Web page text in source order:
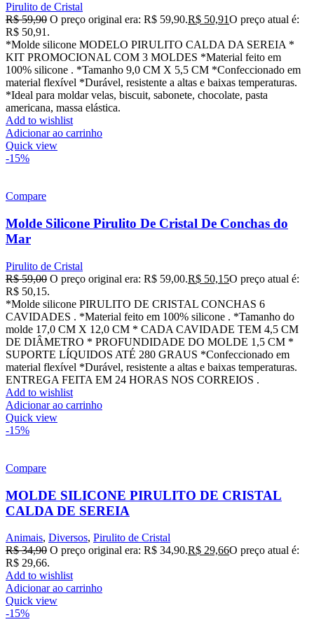
Pirulito de Cristal
R$59,90 O preço original era: R$ 59,90.R$ 50,91O preço atual é:
R$ 50,91.
*Molde silicone MODELO PIRULITO CALDA DA SEREIA *
KIT PROMOCIONAL COM 3 MOLDES *Material feito em
100% silicone . *Tamanho 9,0 CM X 5,5 CM *Confeccionado em
material flexível *Durável, resistente a altas e baixas temperaturas.
*Ideal para moldar velas, biscuit, sabonete, chocolate, pasta
americana, massa elástica.
Add to wishlist
Adicionar ao carrinho
Quick view
-15%
Compare
Molde Silicone Pirulito De Cristal De Conchas do
Mar
Pirulito de Cristal
R$59,00 O preço original era: R$ 59,00.R$ 50,15O preço atual é:
R$ 50,15.
*Molde silicone PIRULITO DE CRISTAL CONCHAS 6
CAVIDADES . *Material feito em 100% silicone . *Tamanho do
molde 17,0 CM X 12,0 CM * CADA CAVIDADE TEM 4,5 CM
DE DIÂMETRO * PROFUNDIDADE DO MOLDE 1,5 CM *
SUPORTE LÍQUIDOS ATÉ 280 GRAUS *Confeccionado em
material flexível *Durável, resistente a altas e baixas temperaturas.
ENTREGA FEITA EM 24 HORAS NOS CORREIOS .
Add to wishlist
Adicionar ao carrinho
Quick view
-15%
Compare
MOLDE SILICONE PIRULITO DE CRISTAL
CALDA DE SEREIA
Animais, Diversos, Pirulito de Cristal
R$34,90 O preço original era: R$ 34,90.R$ 29,66O preço atual é:
R$ 29,66.
Add to wishlist
Adicionar ao carrinho
Quick view
-15%